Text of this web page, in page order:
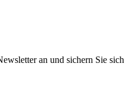
an und sichern Sie sich